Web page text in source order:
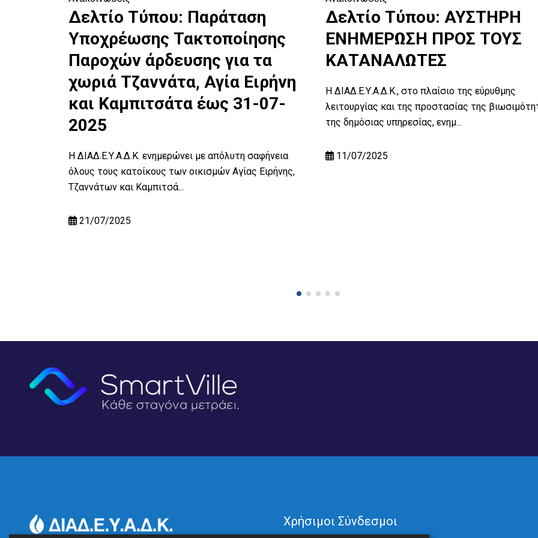
Δελτίο Τύπου: Παράταση
Υποχρέωσης Τακτοποίησης
Παροχών άρδευσης για τα
χωριά Τζαννάτα, Αγία Ειρήνη
και Καμπιτσάτα έως 31-07-
2025
Η ΔΙΑΔ.Ε.Υ.Α.Δ.Κ. ενημερώνει με απόλυτη σαφήνεια
όλους τους κατοίκους των οικισμών Αγίας Ειρήνης,
Τζαννάτων και Καμπιτσά...
21/07/2025
Δελτίο Τύπου: ΑΥΣΤΗΡΗ
ΕΝΗΜΕΡΩΣΗ ΠΡΟΣ ΤΟΥΣ
ΚΑΤΑΝΑΛΩΤΕΣ
Η ΔΙΑΔ.Ε.Υ.Α.Δ.Κ., στο πλαίσιο της εύρυθμης
λειτουργίας και της προστασίας της
της δημόσιας υπηρεσίας, ενημ...
11/07/2025
Χρήσιμοι Σύνδεσμοι